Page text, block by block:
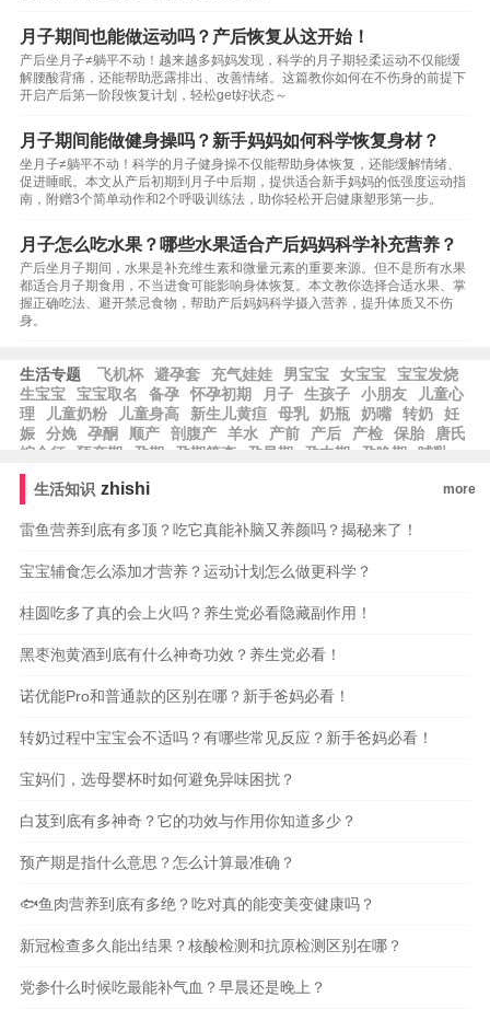
月子期间也能做运动吗？产后恢复从这开始！
产后坐月子≠躺平不动！越来越多妈妈发现，科学的月子期轻柔运动不仅能缓
解腰酸背痛，还能帮助恶露排出、改善情绪。这篇教你如何在不伤身的前提下
开启产后第一阶段恢复计划，轻松get好状态～
月子期间能做健身操吗？新手妈妈如何科学恢复身材？
坐月子≠躺平不动！科学的月子健身操不仅能帮助身体恢复，还能缓解情绪、
促进睡眠。本文从产后初期到月子中后期，提供适合新手妈妈的低强度运动指
南，附赠3个简单动作和2个呼吸训练法，助你轻松开启健康塑形第一步。
月子怎么吃水果？哪些水果适合产后妈妈科学补充营养？
产后坐月子期间，水果是补充维生素和微量元素的重要来源。但不是所有水果
都适合月子期食用，不当进食可能影响身体恢复。本文教你选择合适水果、掌
握正确吃法、避开禁忌食物，帮助产后妈妈科学摄入营养，提升体质又不伤
身。
生活专题 飞机杯 避孕套 充气娃娃 男宝宝 女宝宝
宝宝发烧
生宝宝
宝宝取名 备孕 怀孕初期 月子 生孩子 小朋友
儿童心
理
儿童奶粉 儿童身高 新生儿黄疸 母乳 奶瓶 奶嘴 转奶
妊
娠
分娩 孕酮 顺产 剖腹产 羊水 产前 产后 产检 保胎
唐氏
综合征
预产期 孕期 孕期筛查 孕早期 孕中期 孕晚期
哺乳
期
生活知识 zhishi more
雷鱼营养到底有多顶？吃它真能补脑又养颜吗？揭秘来了！
宝宝辅食怎么添加才营养？运动计划怎么做更科学？
桂圆吃多了真的会上火吗？养生党必看隐藏副作用！
黑枣泡黄酒到底有什么神奇功效？养生党必看！
诺优能Pro和普通款的区别在哪？新手爸妈必看！
转奶过程中宝宝会不适吗？有哪些常见反应？新手爸妈必看！
宝妈们，选母婴杯时如何避免异味困扰？
白芨到底有多神奇？它的功效与作用你知道多少？
预产期是指什么意思？怎么计算最准确？
🐟鱼肉营养到底有多绝？吃对真的能变美变健康吗？
新冠检查多久能出结果？核酸检测和抗原检测区别在哪？
党参什么时候吃最能补气血？早晨还是晚上？